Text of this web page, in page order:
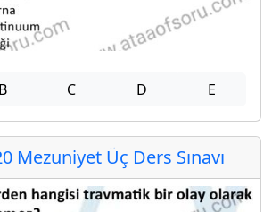
B C D E
Mezuniyet Üç Ders Sınavı